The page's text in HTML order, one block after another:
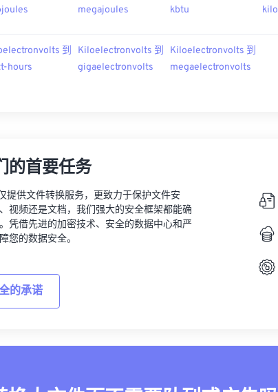
megajoules
kbtu
到
hours
Kiloelectronvolts 到
gigaelectronvolts
Kiloelectronvolts 到
megaelectronvolts
的首要任务
提供文件转换服务，更致力于保护文件安
视频还是文档，我们强大的安全框架都能确
凭借先进的加密技术、安全的数据中心和严
您的数据安全。
的承诺